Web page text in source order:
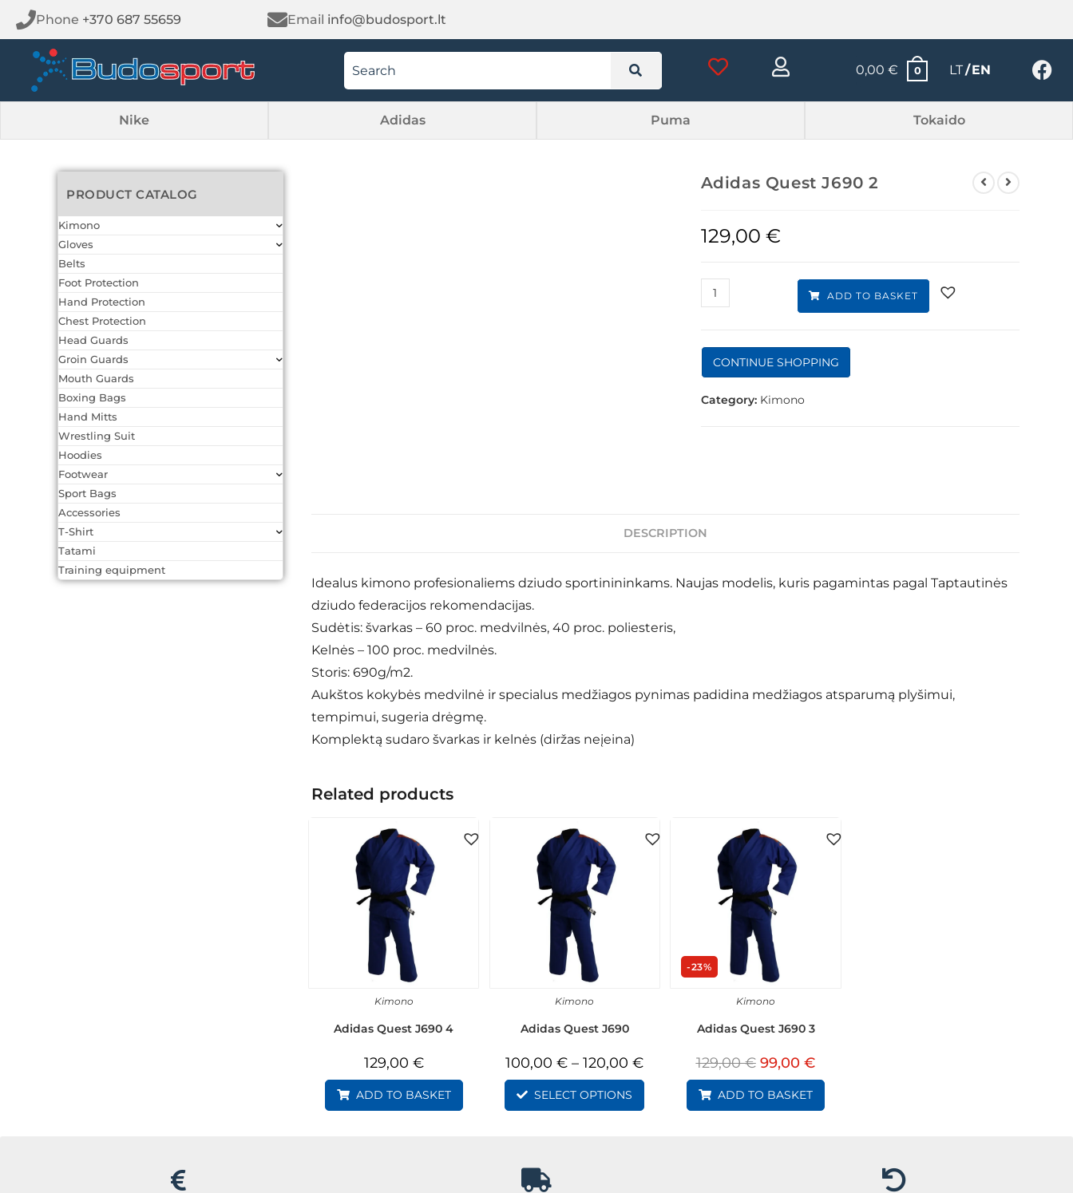
Phone +370 687 55659 Email info@budosport.lt
0,00€ 0 LT EN
Nike Adidas Puma Tokaido
PRODUCT CATALOG
Kimono
Gloves
Belts
Foot Protection
Hand Protection
Chest Protection
Head Guards
Groin Guards
Mouth Guards
Boxing Bags
Hand Mitts
Wrestling Suit
Hoodies
Footwear
Sport Bags
Accessories
T-Shirt
Tatami
Training equipment
Adidas Quest J690 2
129,00 €
ADD TO BASKET
CONTINUE SHOPPING
Category: Kimono
DESCRIPTION
Idealus kimono profesionaliems dziudo sportinininkams. Naujas modelis, kuris pagamintas pagal Taptautinės
dziudo federacijos rekomendacijas.
Sudėtis: švarkas – 60 proc. medvilnės, 40 proc. poliesteris,
Kelnės – 100 proc. medvilnės.
Storis: 690g/m2.
Aukštos kokybės medvilnė ir specialus medžiagos pynimas padidina medžiagos atsparumą plyšimui,
tempimui, sugeria drėgmę.
Komplektą sudaro švarkas ir kelnės (diržas neįeina)
Related products
Kimono
Adidas Quest J690 4
129,00 €
ADD TO BASKET
Kimono
Adidas Quest J690
100,00€ – 120,00€
SELECT OPTIONS
-23%
Kimono
Adidas Quest J690 3
129,00€ 99,00 €
ADD TO BASKET